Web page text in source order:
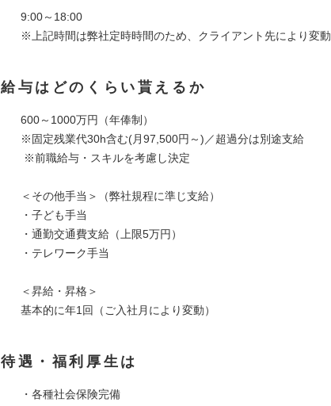
9:00～18:00
※上記時間は弊社定時時間のため、クライアント先により変動
給与はどのくらい貰えるか
600～1000万円（年俸制）
※固定残業代30h含む(月97,500円～)／超過分は別途支給
※前職給与・スキルを考慮し決定
＜その他手当＞（弊社規程に準じ支給）
・子ども手当
・通勤交通費支給（上限5万円）
・テレワーク手当
＜昇給・昇格＞
基本的に年1回（ご入社月により変動）
待遇・福利厚生は
・各種社会保険完備